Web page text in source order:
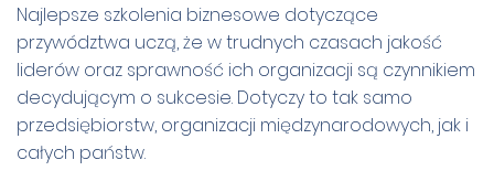
Najlepsze szkolenia biznesowe dotyczące
przywództwa uczą, że w trudnych czasach jakość
liderów oraz sprawność ich organizacji są czynnikiem
decydującym o sukcesie. Dotyczy to tak samo
przedsiębiorstw, organizacji międzynarodowych, jak i
całych państw.